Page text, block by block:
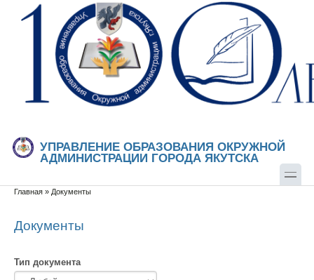
Перейти к основному содержанию
Skip to search
УПРАВЛЕНИЕ ОБРАЗОВАНИЯ ОКРУЖНОЙ
АДМИНИСТРАЦИИ ГОРОДА ЯКУТСКА
Вы здесь
Главная » Документы
Документы
Тип документа